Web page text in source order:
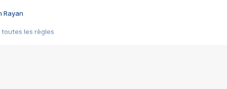
Rayan
toutes les règles